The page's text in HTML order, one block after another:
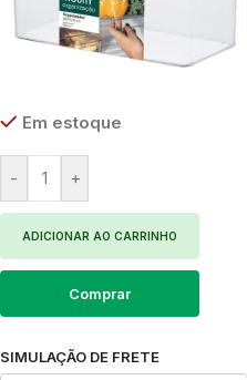
Em estoque
- +
ADICIONAR AO CARRINHO
Comprar
SIMULAÇÃO DE FRETE